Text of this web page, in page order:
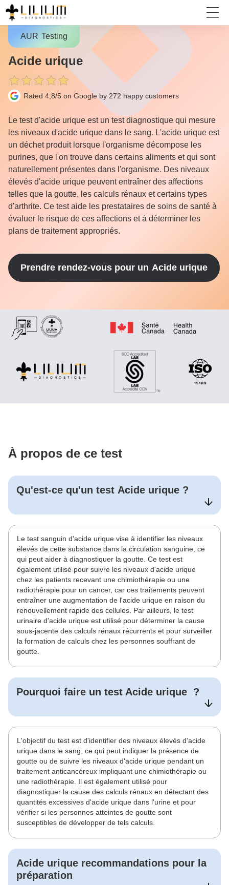
AUR Testing
Acide urique
Rated 4,8/5 on Google by 272 happy customers
Le test d'acide urique est un test diagnostique qui mesure
les niveaux d'acide urique dans le sang. L'acide urique est
un déchet produit lorsque l'organisme décompose les
purines, que l'on trouve dans certains aliments et qui sont
naturellement présentes dans l'organisme. Des niveaux
élevés d'acide urique peuvent entraîner des affections
telles que la goutte, les calculs rénaux et certains types
d'arthrite. Ce test aide les prestataires de soins de santé à
évaluer le risque de ces affections et à déterminer les
plans de traitement appropriés.
Prendre rendez-vous pour un Acide urique
À propos de ce test
Qu'est-ce qu'un test Acide urique ?
Le test sanguin d'acide urique vise à identifier les niveaux
élevés de cette substance dans la circulation sanguine, ce
qui peut aider à diagnostiquer la goutte. Ce test est
également utilisé pour suivre les niveaux d'acide urique
chez les patients recevant une chimiothérapie ou une
radiothérapie pour un cancer, car ces traitements peuvent
entraîner une augmentation de l'acide urique en raison du
renouvellement rapide des cellules. Par ailleurs, le test
urinaire d'acide urique est utilisé pour déterminer la cause
sous-jacente des calculs rénaux récurrents et pour surveiller
la formation de calculs chez les personnes souffrant de
goutte.
Pourquoi faire un test Acide urique ?
L'objectif du test est d'identifier des niveaux élevés d'acide
urique dans le sang, ce qui peut indiquer la présence de
goutte ou de suivre les niveaux d'acide urique pendant un
traitement anticancéreux impliquant une chimiothérapie ou
une radiothérapie. Il est également utilisé pour
diagnostiquer la cause des calculs rénaux en détectant des
quantités excessives d'acide urique dans l'urine et pour
vérifier si les personnes atteintes de goutte sont
susceptibles de développer de tels calculs.
Acide urique recommandations pour la
préparation